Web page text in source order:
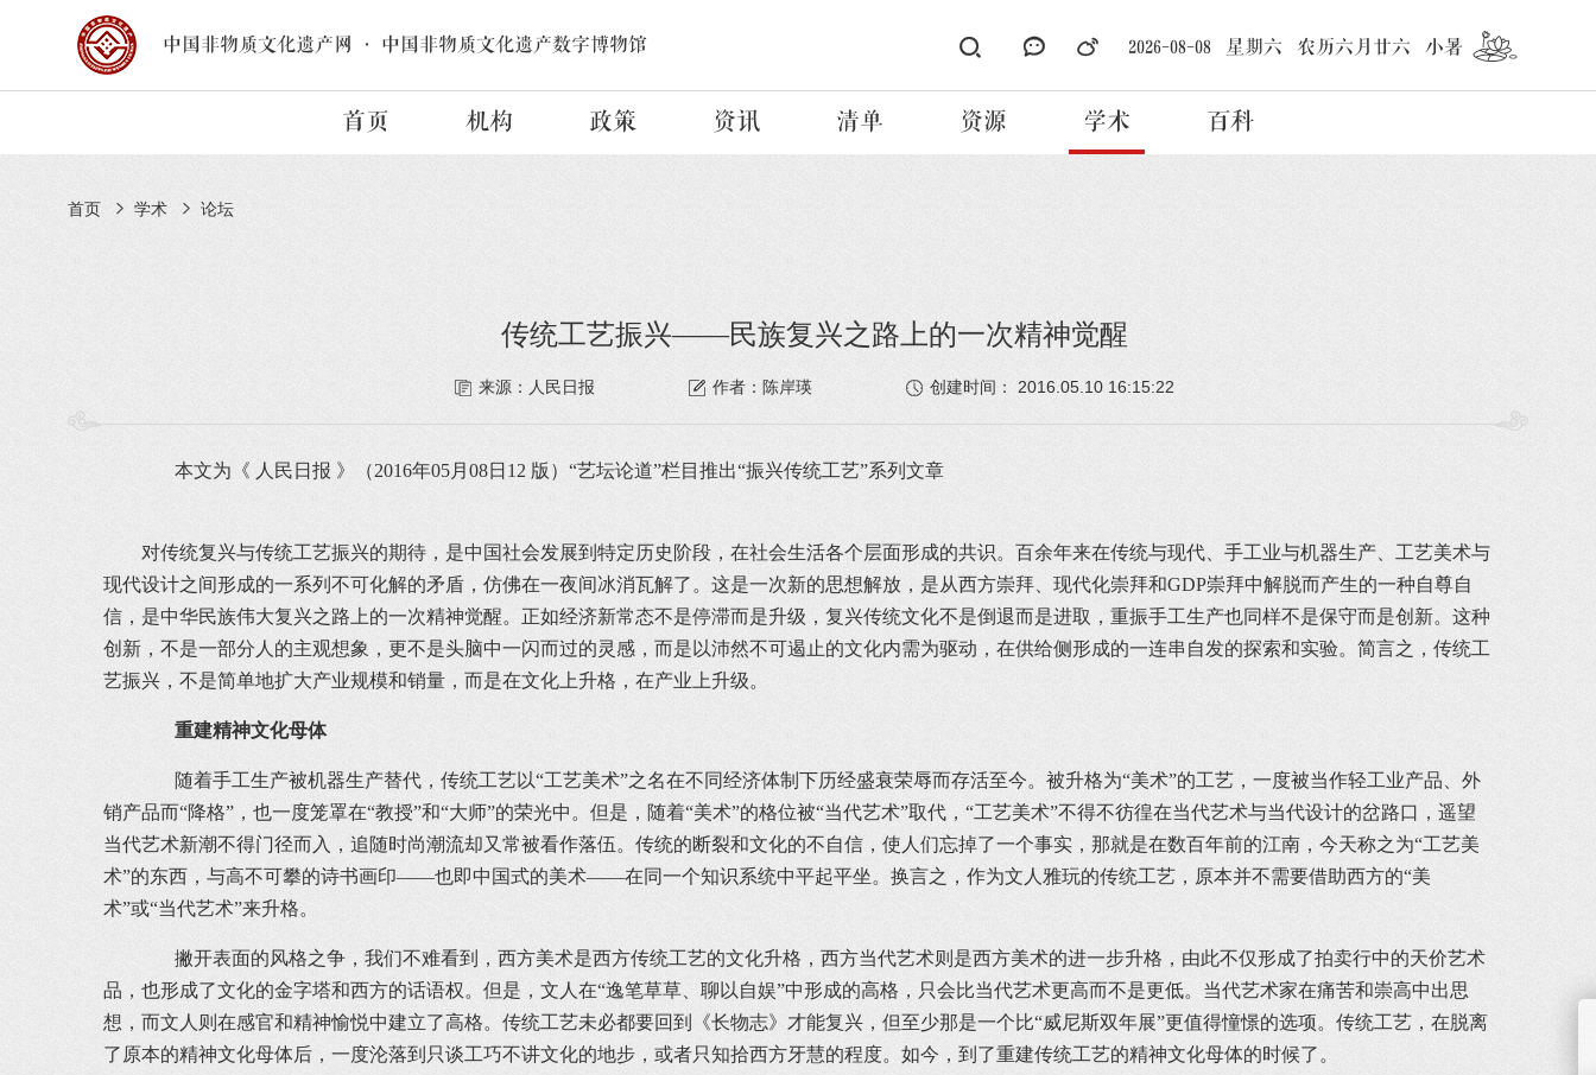
中国非物质文化遗产网 · 中国非物质文化遗产数字博物馆 2026-08-08 星期六 农历六月廿六 小暑
首页 机构 政策 资讯 清单 资源 学术 百科
首页 学术 论坛
传统工艺振兴——民族复兴之路上的一次精神觉醒
来源：人民日报 作者：陈岸瑛 创建时间： 2016.05.10 16:15:22
本文为《 人民日报 》（2016年05月08日12 版）“艺坛论道”栏目推出“振兴传统工艺”系列文章
对传统复兴与传统工艺振兴的期待，是中国社会发展到特定历史阶段，在社会生活各个层面形成的共识。百余年来在传统与现代、手工业与机器生产、工艺美术与
现代设计之间形成的一系列不可化解的矛盾，仿佛在一夜间冰消瓦解了。这是一次新的思想解放，是从西方崇拜、现代化崇拜和GDP崇拜中解脱而产生的一种自尊自
信，是中华民族伟大复兴之路上的一次精神觉醒。正如经济新常态不是停滞而是升级，复兴传统文化不是倒退而是进取，重振手工生产也同样不是保守而是创新。这种
创新，不是一部分人的主观想象，更不是头脑中一闪而过的灵感，而是以沛然不可遏止的文化内需为驱动，在供给侧形成的一连串自发的探索和实验。简言之，传统工
艺振兴，不是简单地扩大产业规模和销量，而是在文化上升格，在产业上升级。
重建精神文化母体
随着手工生产被机器生产替代，传统工艺以“工艺美术”之名在不同经济体制下历经盛衰荣辱而存活至今。被升格为“美术”的工艺，一度被当作轻工业产品、外
销产品而“降格”，也一度笼罩在“教授”和“大师”的荣光中。但是，随着“美术”的格位被“当代艺术”取代，“工艺美术”不得不彷徨在当代艺术与当代设计的岔路口，遥望
当代艺术新潮不得门径而入，追随时尚潮流却又常被看作落伍。传统的断裂和文化的不自信，使人们忘掉了一个事实，那就是在数百年前的江南，今天称之为“工艺美
术”的东西，与高不可攀的诗书画印——也即中国式的美术——在同一个知识系统中平起平坐。换言之，作为文人雅玩的传统工艺，原本并不需要借助西方的“美
术”或“当代艺术”来升格。
撇开表面的风格之争，我们不难看到，西方美术是西方传统工艺的文化升格，西方当代艺术则是西方美术的进一步升格，由此不仅形成了拍卖行中的天价艺术
品，也形成了文化的金字塔和西方的话语权。但是，文人在“逸笔草草、聊以自娱”中形成的高格，只会比当代艺术更高而不是更低。当代艺术家在痛苦和崇高中出思
想，而文人则在感官和精神愉悦中建立了高格。传统工艺未必都要回到《长物志》才能复兴，但至少那是一个比“威尼斯双年展”更值得憧憬的选项。传统工艺，在脱离
了原本的精神文化母体后，一度沦落到只谈工巧不讲文化的地步，或者只知拾西方牙慧的程度。如今，到了重建传统工艺的精神文化母体的时候了。